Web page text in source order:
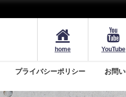
home YouTube
プライバシーポリシー お問